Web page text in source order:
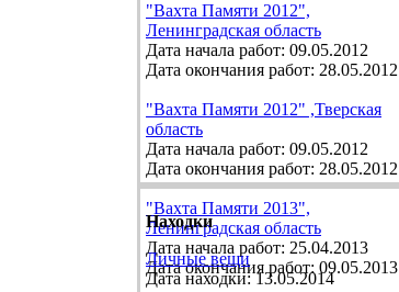
"Вахта Памяти 2012",
Ленинградская область
Дата начала работ: 09.05.2012
Дата окончания работ: 28.05.2012
"Вахта Памяти 2012" ,Тверская
область
Дата начала работ: 09.05.2012
Дата окончания работ: 28.05.2012
"Вахта Памяти 2013",
Ленинградская область
Дата начала работ: 25.04.2013
Дата окончания работ: 09.05.2013
Находки
Личные вещи
Дата находки: 13.05.2014